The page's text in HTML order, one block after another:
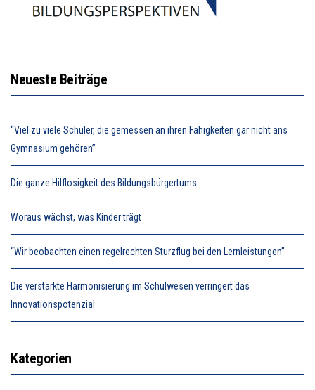
Neueste Beiträge
“Viel zu viele Schüler, die gemessen an ihren Fähigkeiten gar nicht ans
Gymnasium gehören”
Die ganze Hilflosigkeit des Bildungsbürgertums
Woraus wächst, was Kinder trägt
“Wir beobachten einen regelrechten Sturzflug bei den Lernleistungen”
Die verstärkte Harmonisierung im Schulwesen verringert das
Innovationspotenzial
Kategorien